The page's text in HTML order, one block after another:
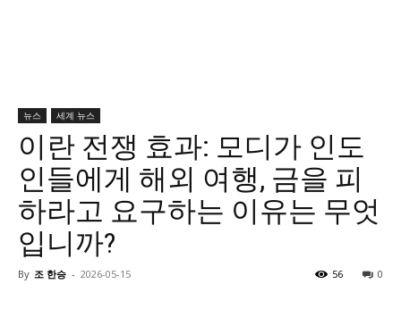
뉴스 세계 뉴스
이란 전쟁 효과: 모디가 인도
인들에게 해외 여행, 금을 피
하라고 요구하는 이유는 무엇
입니까?
By 조 한승 - 2026-05-15 0
56